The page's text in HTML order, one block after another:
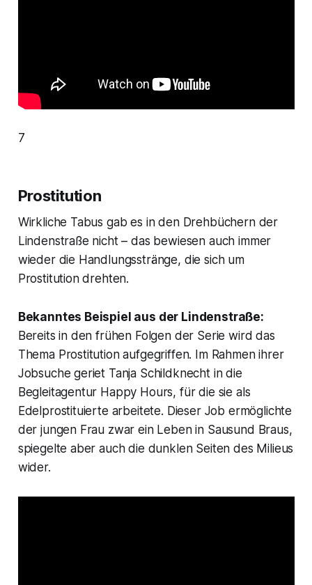
7
Prostitution
Wirkliche Tabus gab es in den Drehbüchern der
Lindenstraße nicht – das bewiesen auch immer
wieder die Handlungsstränge, die sich um
Prostitution drehten.
Bekanntes Beispiel aus der Lindenstraße:
Bereits in den frühen Folgen der Serie wird das
Thema Prostitution aufgegriffen. Im Rahmen ihrer
Jobsuche geriet Tanja Schildknecht in die
Begleitagentur Happy Hours, für die sie als
Edelprostituierte arbeitete. Dieser Job ermöglichte
der jungen Frau zwar ein Leben in Sausund Braus,
spiegelte aber auch die dunklen Seiten des Milieus
wider.